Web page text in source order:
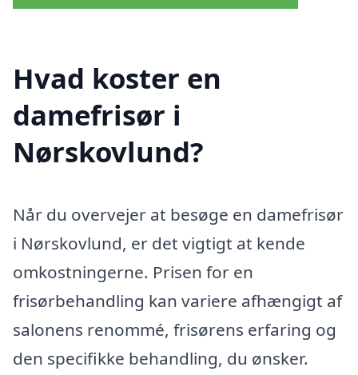
Hvad koster en
damefrisør i
Nørskovlund?
Når du overvejer at besøge en damefrisør
i Nørskovlund, er det vigtigt at kende
omkostningerne. Prisen for en
frisørbehandling kan variere afhængigt af
salonens renommé, frisørens erfaring og
den specifikke behandling, du ønsker.